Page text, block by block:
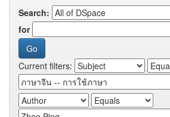
Search:
for
Current filters: